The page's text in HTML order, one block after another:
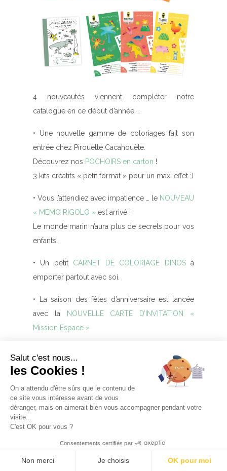
4 nouveautés viennent compléter notre
catalogue en ce début d’année …
• Une nouvelle gamme de coloriages fait son
entrée chez Pirouette Cacahouète.
Découvrez nos POCHOIRS en carton !
3 kits créatifs « petit format » pour un maxi effet :)
• Vous l’attendiez avec impatience … le NOUVEAU
« MÉMO RIGOLO » est arrivé !
Le monde marin n’aura plus de secrets pour vos
enfants.
• Un petit CARNET DE COLORIAGE DINOSà
emporter partout avec soi.
• La saison des fêtes d’anniversaire est lancée
avec la
NOUVELLE CARTE D’INVITATION «
Mission Espace »
NOUVELLE ANNÉE, NOUVELLE
RÉSOLUTION !
Salut c'est nous...
les Cookies !
On a attendu d'être sûrs que le contenu de
ce site vous intéresse avant de vous
déranger, mais on aimerait bien vous accompagner pendant votre
visite...
C'est OK pour vous ?
Consentements certifiés par
Non merci Je choisis OK pour moi